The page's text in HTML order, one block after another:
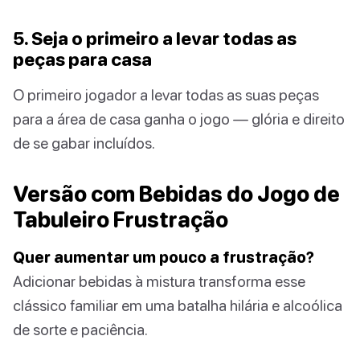
5. Seja o primeiro a levar todas as
peças para casa
O primeiro jogador a levar todas as suas peças
para a área de casa ganha o jogo — glória e direito
de se gabar incluídos.
Versão com Bebidas do Jogo de
Tabuleiro Frustração
Quer aumentar um pouco a frustração?
Adicionar bebidas à mistura transforma esse
clássico familiar em uma batalha hilária e alcoólica
de sorte e paciência.